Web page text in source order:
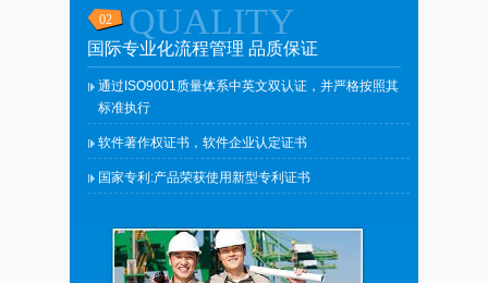
QUALITY
国际专业化流程管理 品质保证
通过ISO9001质量体系中英文双认证，并严格按照其
标准执行
软件著作权证书，软件企业认定证书
国家专利:产品荣获使用新型专利证书